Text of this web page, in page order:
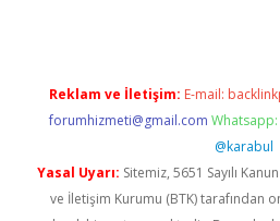
Reklam ve İletişim: E-mail:
forumhizmeti@gmail.com
@karabul
Yasal Uyarı: Sitemiz, 5651 Sayılı
ve İletişim Kurumu (BTK) tarafından